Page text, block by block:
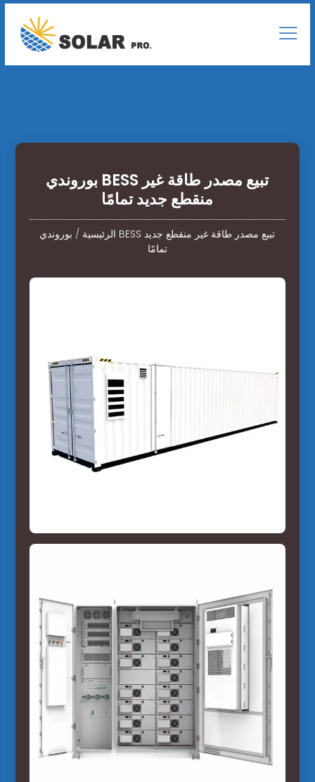
بوروندي BESS تبيع مصدر طاقة غير
منقطع جديد تمامًا
الرئيسية / بوروندي BESS تبيع مصدر طاقة غير منقطع جديد
تمامًا